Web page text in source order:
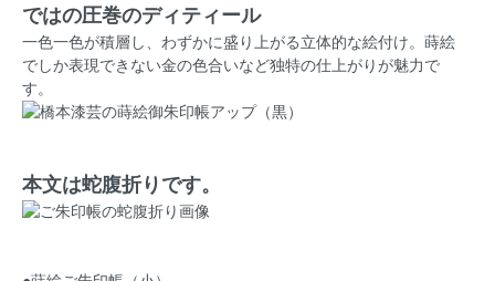
ではの圧巻のディティール
一色一色が積層し、わずかに盛り上がる立体的な絵付け。蒔絵
でしか表現できない金の色合いなど独特の仕上がりが魅力で
す。
本文は蛇腹折りです。